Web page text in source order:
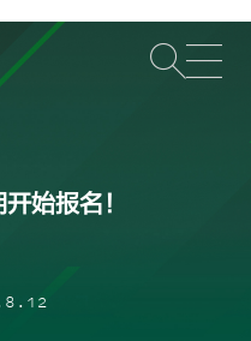
打
始报名！